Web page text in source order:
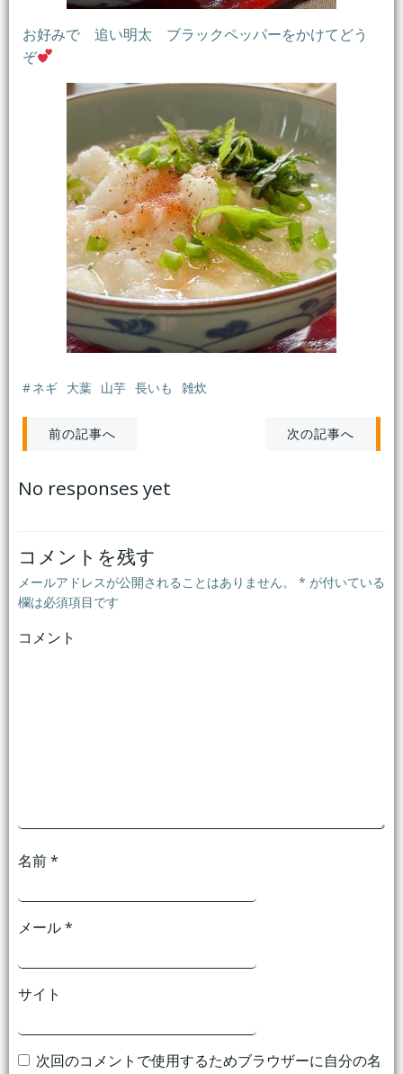
お好みで 追い明太 ブラックペッパーをかけてどう
ぞ
#ネギ 大葉 山芋 長いも 雑炊
投
稿
ビ
ゲ
ー
前の記事へ
ビ
次の記事へ
No responses yet
コメントを残す
メールアドレスが公開されることはありません。 * が付いている
欄は必須項目です
コメント
名前*
メール*
サイト
次回のコメントで使用するためブラウザーに自分の名